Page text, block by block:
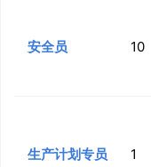
安全员 10
生产计划专员 1